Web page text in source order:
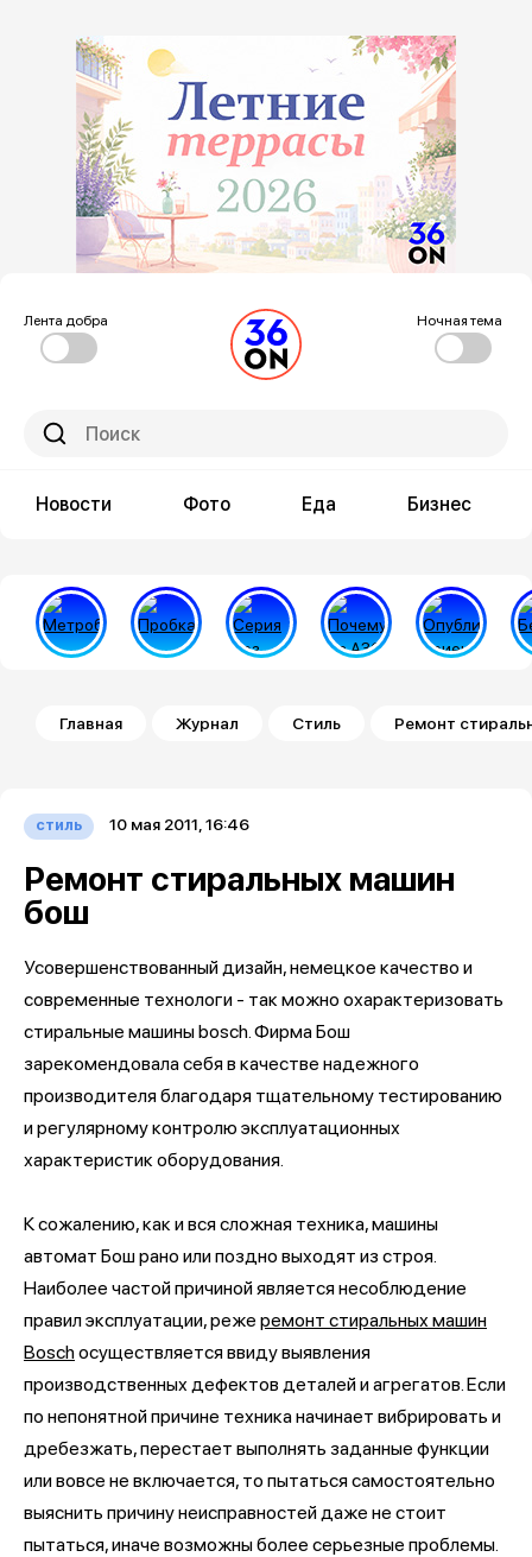
Лента добра Ночная тема
Новости Фото Еда Бизнес
Строка навигации
Главная Журнал Стиль Ремонт
стиль 10 мая 2011, 16:46
Ремонт стиральных машин
бош
Усовершенствованный дизайн, немецкое качество и
современные технологи - так можно охарактеризовать
стиральные машины bosch. Фирма Бош
зарекомендовала себя в качестве надежного
производителя благодаря тщательному тестированию
и регулярному контролю эксплуатационных
характеристик оборудования.
К сожалению, как и вся сложная техника, машины
автомат Бош рано или поздно выходят из строя.
Наиболее частой причиной является несоблюдение
правил эксплуатации, реже ремонт стиральных машин
Boschосуществляется ввиду выявления
производственных дефектов деталей и агрегатов. Если
по непонятной причине техника начинает вибрировать и
дребезжать, перестает выполнять заданные функции
или вовсе не включается, то пытаться самостоятельно
выяснить причину неисправностей даже не стоит
пытаться, иначе возможны более серьезные проблемы.